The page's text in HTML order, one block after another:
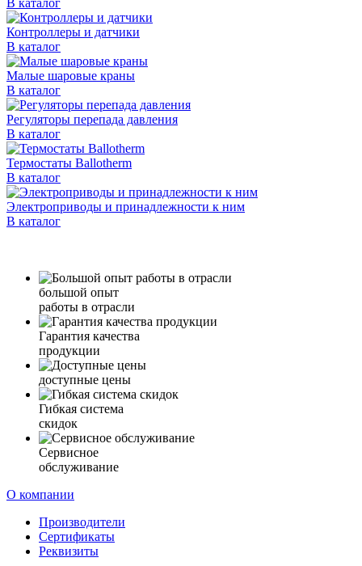
Контроллеры и датчики
В каталог
Малые шаровые краны
В каталог
Регуляторы перепада давления
В каталог
Термостаты Ballotherm
В каталог
Электроприводы и принадлежности к ним
В каталог
большой опыт
работы в отрасли
Гарантия качества
продукции
доступные цены
Гибкая система
скидок
Сервисное
обслуживание
О компании
Производители
Сертификаты
Реквизиты